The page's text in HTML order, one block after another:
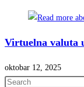
Virtuelna valuta
oktobar 12, 2025